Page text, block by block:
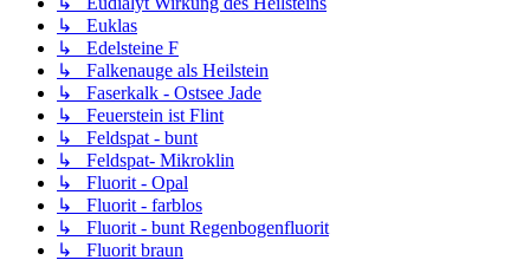
↳ Euklas
↳ Edelsteine F
↳ Falkenauge als Heilstein
↳ Faserkalk - Ostsee Jade
↳ Feuerstein ist Flint
↳ Feldspat - bunt
↳ Feldspat- Mikroklin
↳ Fluorit - Opal
↳ Fluorit - farblos
↳ Fluorit - bunt Regenbogenfluorit
↳ Fluorit braun